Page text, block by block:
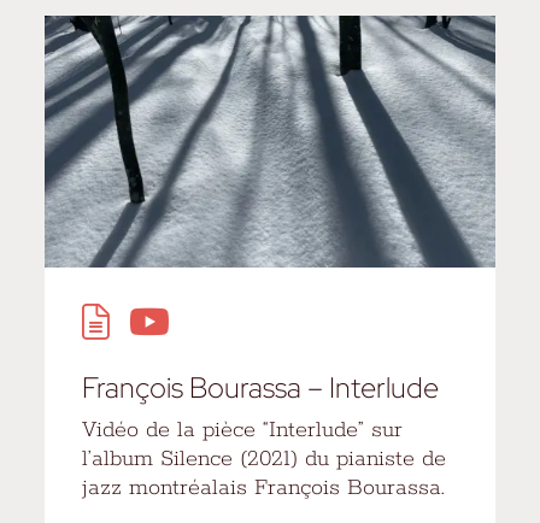
François Bourassa – Interlude
Vidéo de la pièce “Interlude” sur
l’album Silence (2021) du pianiste de
jazz montréalais François Bourassa.